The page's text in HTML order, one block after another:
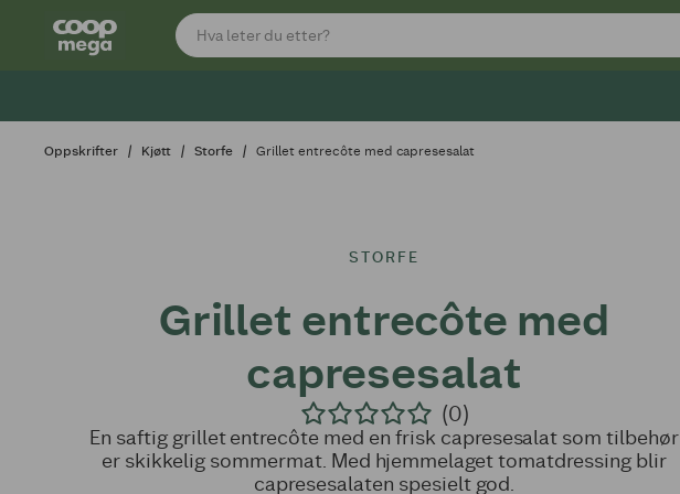
Oppskrifter Kjøtt Storfe Grillet entrecôte med capresesalat
STORFE
Grillet entrecôte med
capresesalat
(0)
En saftig grillet entrecôte med en frisk capresesalat som tilbehør
er skikkelig sommermat. Med hjemmelaget tomatdressing blir
capresesalaten spesielt god.